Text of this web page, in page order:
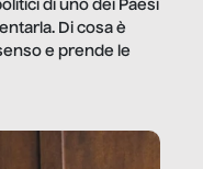
di uno dei Paesi
Di cosa è
e prende le